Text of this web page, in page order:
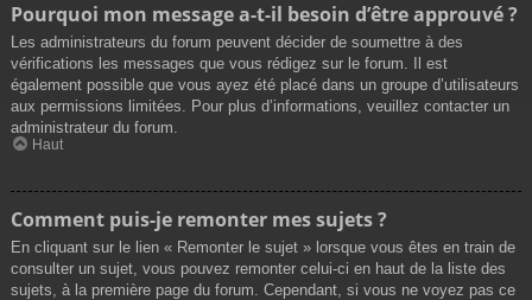
Pourquoi mon message a-t-il besoin d’être approuvé ?
Les administrateurs du forum peuvent décider de soumettre à des
vérifications les messages que vous rédigez sur le forum. Il est
également possible que vous ayez été placé dans un groupe d’utilisateurs
aux permissions limitées. Pour plus d’informations, veuillez contacter un
administrateur du forum.
Haut
Comment puis-je remonter mes sujets ?
En cliquant sur le lien « Remonter le sujet » lorsque vous êtes en train de
consulter un sujet, vous pouvez remonter celui-ci en haut de la liste des
sujets, à la première page du forum. Cependant, si vous ne voyez pas ce